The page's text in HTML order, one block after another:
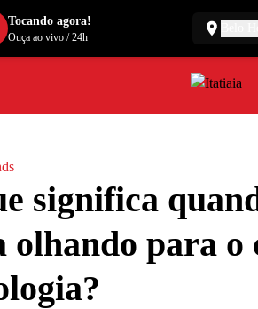
significa
olhando para o
Tocando agora!
Ouça ao vivo/24h